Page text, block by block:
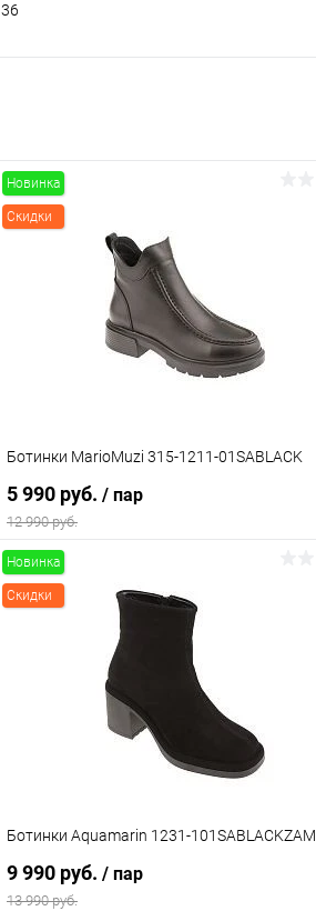
36
Новинка
Скидки
Ботинки MarioMuzi 315-1211-01SABLACK
5 990 руб. / пар
12 990 руб.
Купить в 1 клик
В избранное
Новинка
Скидки
Ботинки Aquamarin 1231-101SABLACKZAM
9 990 руб. / пар
13 990 руб.